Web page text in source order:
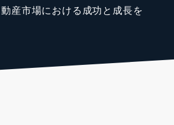
産市場における成功と成長を